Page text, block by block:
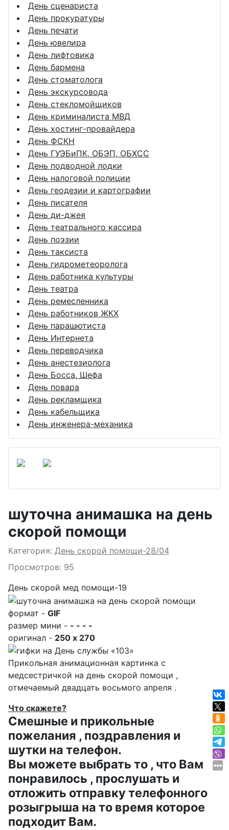
День сценариста
День прокуратуры
День печати
День ювелира
День лифтовика
День бармена
День стоматолога
День экскурсовода
День стекломойщиков
День криминалиста МВД
День хостинг-провайдера
День ФСКН
День ГУЭБиПК, ОБЭП, ОБХСС
День подводной лодки
День налоговой полиции
День геодезии и картографии
День писателя
День ди-джея
День театрального кассира
День поэзии
День таксиста
День гидрометеоролога
День работника культуры
День театра
День ремесленника
День работников ЖКХ
День парашютиста
День Интернета
День переводчика
День анестезиолога
День Босса, Шефа
День повара
День рекламщика
День кабельщика
День инженера-механика
шуточна анимашка на день
скорой помощи
Подробности
Категория: День скорой помощи-28/04
Просмотров: 95
День скорой мед помощи-19
формат - GIF
размер мини - - - - -
оригинал - 250 x 270
Прикольная анимационная картинка с
медсестричкой на день скорой помощи ,
отмечаемый двадцать восьмого апреля .
Что скажете?
Смешные и прикольные
пожелания , поздравления и
шутки на телефон.
Вы можете выбрать то , что Вам
понравилось , прослушать и
отложить отправку телефонного
розыгрыша на то время которое
подходит Вам.